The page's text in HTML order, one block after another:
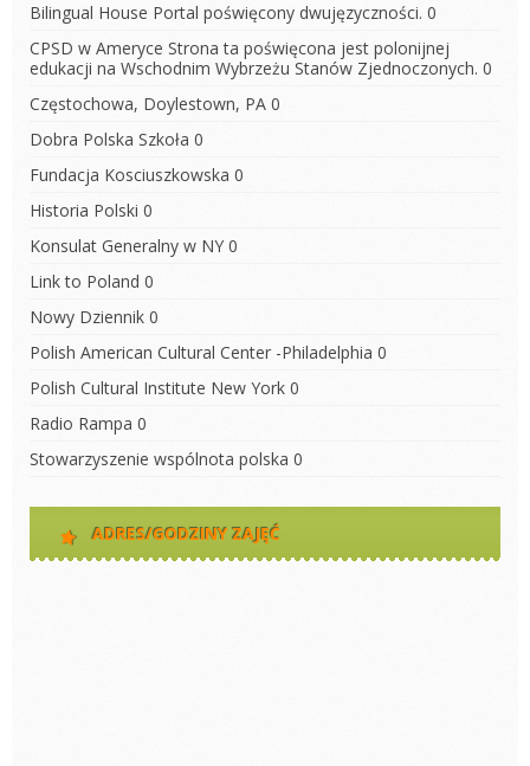
Bilingual House Portal poświęcony dwujęzyczności. 0
CPSD w Ameryce Strona ta poświęcona jest polonijnej
edukacji na Wschodnim Wybrzeżu Stanów Zjednoczonych. 0
Częstochowa, Doylestown, PA 0
Dobra Polska Szkoła 0
Fundacja Kosciuszkowska 0
Historia Polski 0
Konsulat Generalny w NY 0
Link to Poland 0
Nowy Dziennik 0
Polish American Cultural Center -Philadelphia 0
Polish Cultural Institute New York 0
Radio Rampa 0
Stowarzyszenie wspólnota polska 0
ADRES/GODZINY ZAJĘĆ